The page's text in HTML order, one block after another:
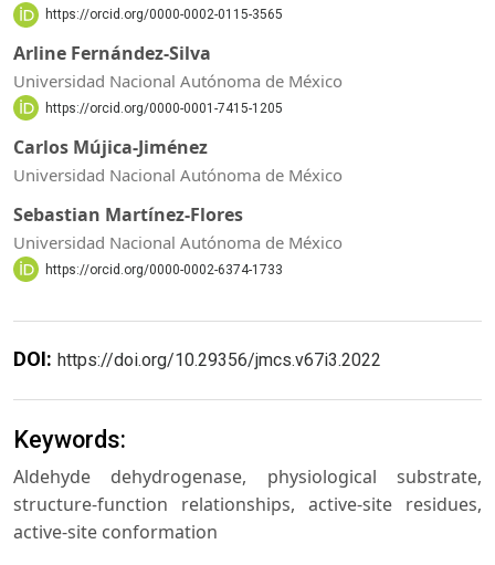
https://orcid.org/0000-0002-0115-3565
Arline Fernández-Silva
Universidad Nacional Autónoma de México
https://orcid.org/0000-0001-7415-1205
Carlos Mújica-Jiménez
Universidad Nacional Autónoma de México
Sebastian Martínez-Flores
Universidad Nacional Autónoma de México
https://orcid.org/0000-0002-6374-1733
DOI: https://doi.org/10.29356/jmcs.v67i3.2022
Keywords:
Aldehyde dehydrogenase, physiological substrate,
structure-function relationships, active-site residues,
active-site conformation